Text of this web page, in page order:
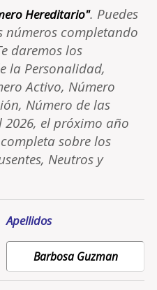
Hereditario". Puedes
números completando
daremos los
la Personalidad,
Activo, Número
Número de las
el próximo año
sobre los
Neutros y
Apellidos